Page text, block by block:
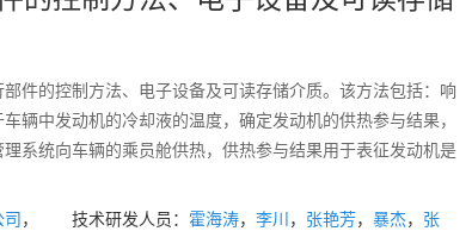
件的控制方法、电子设备及可读存储介质。该方法包括：响
辆中发动机的冷却液的温度，确定发动机的供热参与结果，
系统向车辆的乘员舱供热，供热参与结果用于表征发动机是
， 技术研发人员： 霍海涛， 李川， 张艳芳， 暴杰， 张